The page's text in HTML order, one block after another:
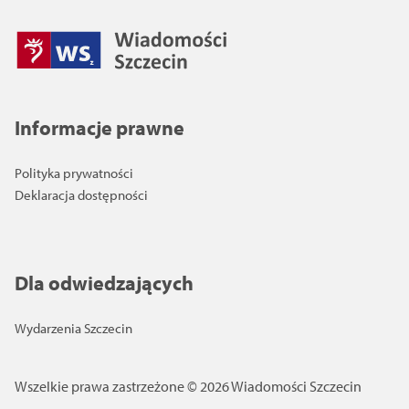
Informacje prawne
Polityka prywatności
Deklaracja dostępności
Dla odwiedzających
Wydarzenia Szczecin
Wszelkie prawa zastrzeżone © 2026 Wiadomości Szczecin